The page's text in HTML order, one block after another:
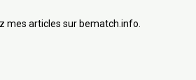
mes articles sur bematch.info.